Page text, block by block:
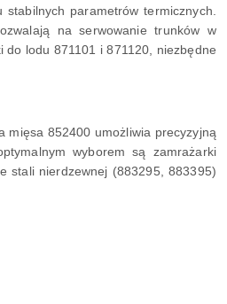
parametrów termicznych.
na serwowanie trunków w
do lodu 871101 i 871120, niezbędne
mięsa 852400 umożliwia precyzyjną
wyborem są zamrażarki
stali nierdzewnej (883295, 883395)